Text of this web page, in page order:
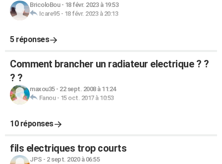
BricoloBou- 18 févr. 2023 à 19:53
Icare95- 18 févr. 2023 à 20:13
5 réponses
Comment brancher un radiateur electrique ? ?
? ?
maxou35- 22 sept. 2008 à 11:24
Fanou- 15 oct. 2017 à 10:53
10 réponses
fils electriques trop courts
JPS - 2 sept. 2020 à 06:55